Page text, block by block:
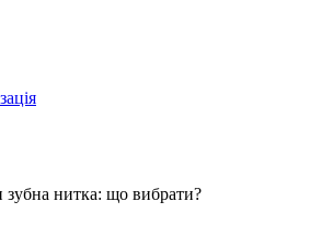
зубна нитка: що вибрати?